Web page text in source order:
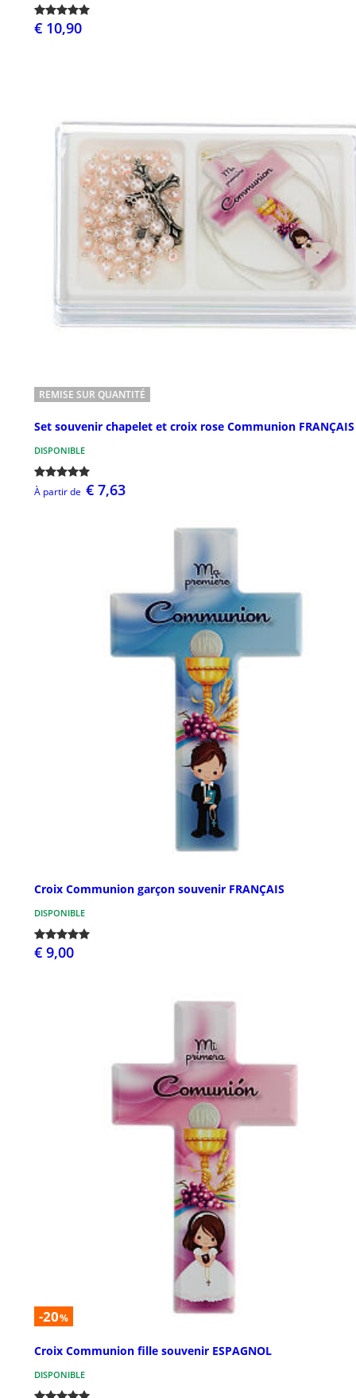
€ 10,90
REMISE SUR QUANTITÉ
Set souvenir chapelet et croix rose Communion FRANÇAIS
DISPONIBLE
À partir de € 7,63
Croix Communion garçon souvenir FRANÇAIS
DISPONIBLE
€ 9,00
-20%
Croix Communion fille souvenir ESPAGNOL
DISPONIBLE